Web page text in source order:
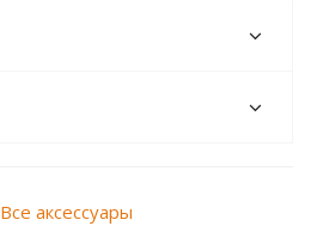
Все аксессуары